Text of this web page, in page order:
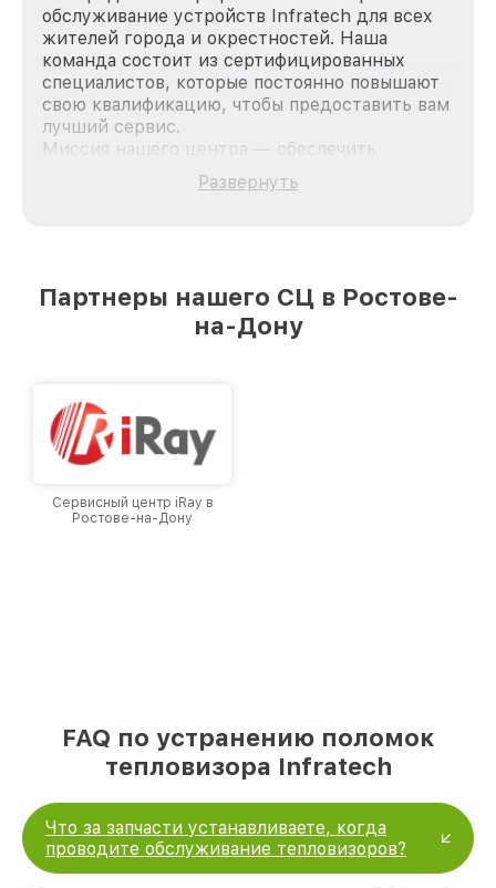
обслуживание устройств Infratech для всех
жителей города и окрестностей. Наша
команда состоит из сертифицированных
специалистов, которые постоянно повышают
свою квалификацию, чтобы предоставить вам
лучший сервис.
Миссия нашего центра — обеспечить
качественный и доступный ремонт для
каждого пользователя продукции Infratech,
лучшим сервисным центром Infratech в
городе Ростове-на-Дону, постоянно повышая
Развернуть
Партнеры нашего СЦ в Ростове-
на-Дону
Сервисный центр iRay в
Ростове-на-Дону
FAQ по устранению поломок
тепловизора Infratech
Что за запчасти устанавливаете, когда
проводите обслуживание тепловизоров?